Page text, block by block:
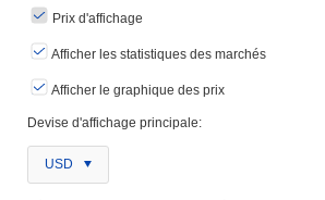
Prix ​​d'affichage
Afficher les statistiques des marchés
Afficher le graphique des prix
Devise d'affichage principale:
USD